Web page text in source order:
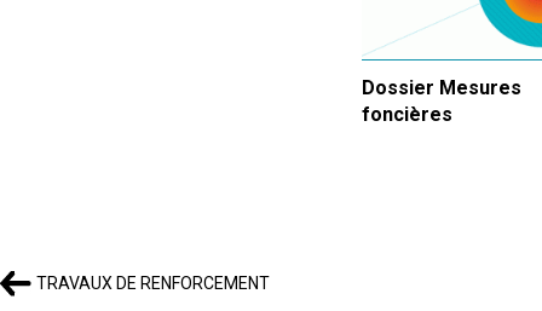
Dossier Mesures
foncières
TRAVAUX DE RENFORCEMENT